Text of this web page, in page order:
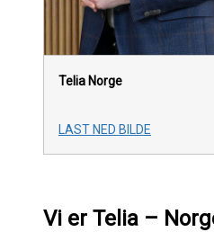
Telia Norge
LAST NED BILDE
Vi er Telia –